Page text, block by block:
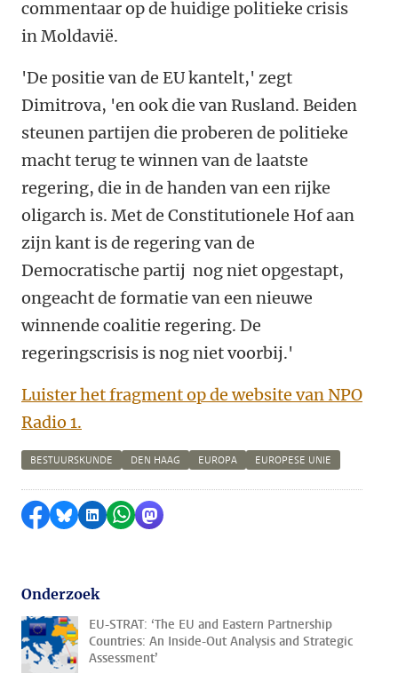
commentaar op de huidige politieke crisis
in Moldavië.
'De positie van de EU kantelt,' zegt
Dimitrova, 'en ook die van Rusland. Beiden
steunen partijen die proberen de politieke
macht terug te winnen van de laatste
regering, die in de handen van een rijke
oligarch is. Met de Constitutionele Hof aan
zijn kant is de regering van de
Democratische partij nog niet opgestapt,
ongeacht de formatie van een nieuwe
winnende coalitie regering. De
regeringscrisis is nog niet voorbij.'
Luister het fragment op de website van NPO
Radio 1.
BESTUURSKUNDE DEN HAAG EUROPA EUROPESE UNIE
Delen op Facebook
Delen via Bluesky
Delen op LinkedIn
Delen via WhatsApp
Delen via Mastodon
Onderzoek
EU-STRAT: ‘The EU and Eastern Partnership
Countries: An Inside-Out Analysis and Strategic
Assessment’